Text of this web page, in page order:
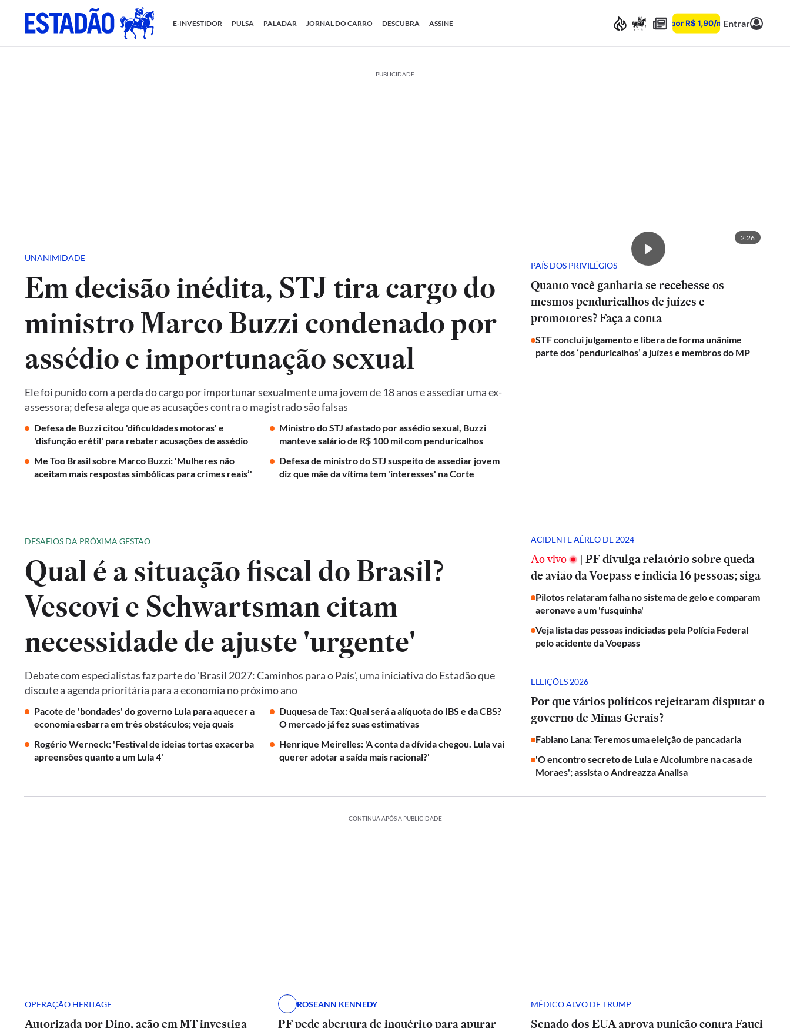
E-INVESTIDOR PULSA PALADAR JORNAL DO CARRO DESCUBRA ASSINE Entrar
PUBLICIDADE
UNANIMIDADE
Em decisão inédita, STJ tira cargo do
ministro Marco Buzzi condenado por
assédio e importunação sexual
Ele foi punido com a perda do cargo por importunar sexualmente uma jovem de 18 anos e assediar uma ex-
assessora; defesa alega que as acusações contra o magistrado são falsas
Defesa de Buzzi citou 'dificuldades motoras' e
'disfunção erétil' para rebater acusações de assédio
Ministro do STJ afastado por assédio sexual, Buzzi
manteve salário de R$ 100 mil com penduricalhos
Me Too Brasil sobre Marco Buzzi: 'Mulheres não
aceitam mais respostas simbólicas para crimes reais’'
Defesa de ministro do STJ suspeito de assediar jovem
diz que mãe da vítima tem 'interesses' na Corte
2:26
PAÍS DOS PRIVILÉGIOS
Quanto você ganharia se recebesse os
mesmos penduricalhos de juízes e
promotores? Faça a conta
STF conclui julgamento e libera de forma unânime
parte dos ‘penduricalhos’ a juízes e membros do MP
DESAFIOS DA PRÓXIMA GESTÃO
Qual é a situação fiscal do Brasil?
Vescovi e Schwartsman citam
necessidade de ajuste 'urgente'
Debate com especialistas faz parte do 'Brasil 2027: Caminhos para o País', uma iniciativa do Estadão que
discute a agenda prioritária para a economia no próximo ano
Pacote de 'bondades' do governo Lula para aquecer a
economia esbarra em três obstáculos; veja quais
Duquesa de Tax: Qual será a alíquota do IBS e da CBS?
O mercado já fez suas estimativas
Rogério Werneck: 'Festival de ideias tortas exacerba
apreensões quanto a um Lula 4'
Henrique Meirelles: 'A conta da dívida chegou. Lula vai
querer adotar a saída mais racional?'
ACIDENTE AÉREO DE 2024
Ao vivo | PF divulga relatório sobre queda
de avião da Voepass e indicia 16 pessoas; siga
Pilotos relataram falha no sistema de gelo e comparam
aeronave a um 'fusquinha'
Veja lista das pessoas indiciadas pela Polícia Federal
pelo acidente da Voepass
ELEIÇÕES 2026
Por que vários políticos rejeitaram disputar o
governo de Minas Gerais?
Fabiano Lana: Teremos uma eleição de pancadaria
'O encontro secreto de Lula e Alcolumbre na casa de
Moraes'; assista o Andreazza Analisa
CONTINUA APÓS A PUBLICIDADE
OPERAÇÃO HERITAGE
Autorizada por Dino, ação em MT investiga
ROSEANN KENNEDY
PF pede abertura de inquérito para apurar
MÉDICO ALVO DE TRUMP
Senado dos EUA aprova punição contra Fauci